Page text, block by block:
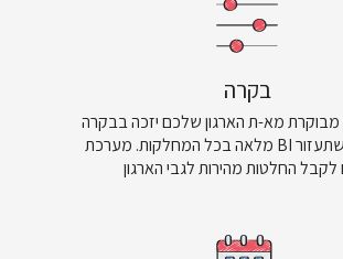
בקרה
מא-ת הארגון שלכם יזכה בבקרה
מלאה בכל המחלקות. מערכת BI מתקדמת שתעזור